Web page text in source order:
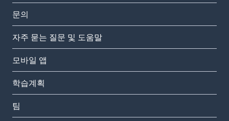
문의
자주 묻는 질문 및 도움말
모바일 앱
학습계획
팀